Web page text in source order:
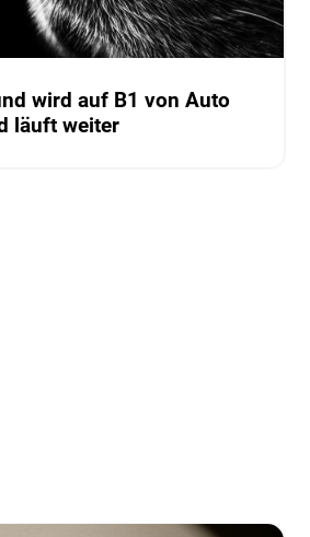
wird auf B1 von Auto
läuft weiter